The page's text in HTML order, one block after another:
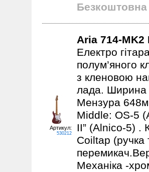
Безкоштовна
Артикул:
530212
Aria 714-MK2
Електро
полум’яного
з кленовою
лада. Ширина
Мензура
Middle: OS-5
II” (Alnico-5) .
Coiltap (ручка
Механіка -